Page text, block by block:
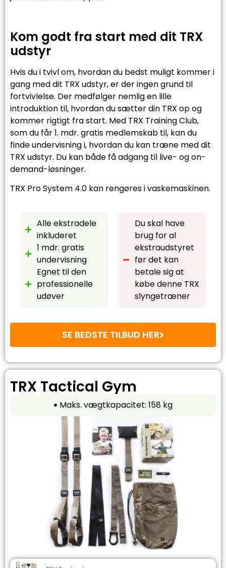
Kom godt fra start med dit TRX
udstyr
Hvis du i tvivl om, hvordan du bedst muligt kommer i
gang med dit TRX udstyr, er der ingen grund til
fortvivlelse. Der medfølger nemlig en lille
introduktion til, hvordan du sætter din TRX op og
kommer rigtigt fra start. Med TRX Training Club,
som du får 1. mdr. gratis medlemskab til, kan du
finde undervisning i, hvordan du kan træne med dit
TRX udstyr. Du kan både få adgang til live- og on-
demand-løsninger.
TRX Pro System 4.0 kan rengøres i vaskemaskinen.
Alle ekstradele
inkluderet
1 mdr. gratis
undervisning
Egnet til den
professionelle
udøver
Du skal have
brug for al
ekstraudstyret
før det kan
betale sig at
købe denne TRX
slyngetræner
SE BEDSTE TILBUD HER
TRX Tactical Gym
Maks. vægtkapacitet: 158 kg